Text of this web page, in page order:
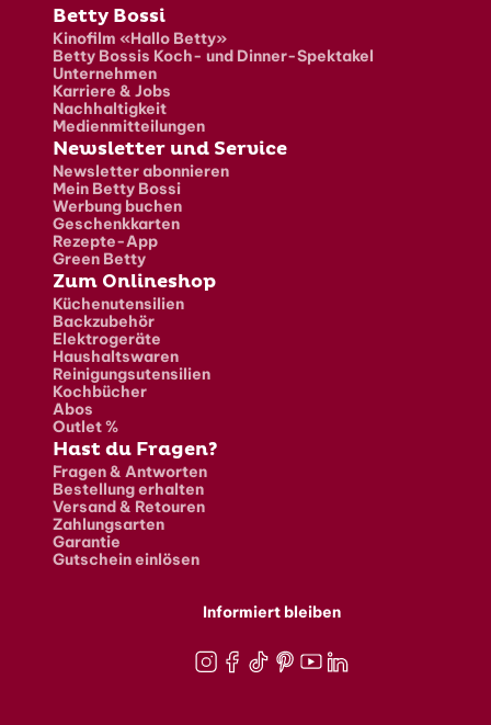
Fusszeile
Betty Bossi
Kinofilm «Hallo Betty»
Betty Bossis Koch- und Dinner-Spektakel
Unternehmen
Karriere & Jobs
Nachhaltigkeit
Medienmitteilungen
Newsletter und Service
Newsletter abonnieren
Mein Betty Bossi
Werbung buchen
Geschenkkarten
Rezepte-App
Green Betty
Zum Onlineshop
Küchenutensilien
Backzubehör
Elektrogeräte
Haushaltswaren
Reinigungsutensilien
Kochbücher
Abos
Outlet %
Hast du Fragen?
Fragen & Antworten
Bestellung erhalten
Versand & Retouren
Zahlungsarten
Garantie
Gutschein einlösen
Informiert bleiben